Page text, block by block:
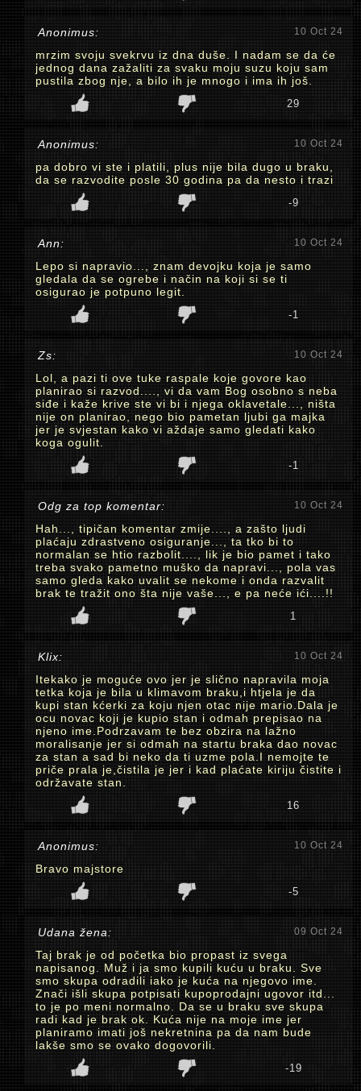
Anonimus: 10 Oct 24
mrzim svoju svekrvu iz dna duše. I nadam se da će
jednog dana zažaliti za svaku moju suzu koju sam
pustila zbog nje, a bilo ih je mnogo i ima ih još.
29
Anonimus: 10 Oct 24
pa dobro vi ste i platili, plus nije bila dugo u braku,
da se razvodite posle 30 godina pa da nesto i trazi
-9
Ann: 10 Oct 24
Lepo si napravio..., znam devojku koja je samo
gledala da se ogrebe i način na koji si se ti
osigurao je potpuno legit.
-1
Zs: 10 Oct 24
Lol, a pazi ti ove tuke raspale koje govore kao
planirao si razvod...., vi da vam Bog osobno s neba
siđe i kaže krive ste vi bi i njega oklavetale..., ništa
nije on planirao, nego bio pametan ljubi ga majka
jer je svjestan kako vi aždaje samo gledati kako
koga ogulit.
-1
Odg za top komentar: 10 Oct 24
Hah..., tipičan komentar zmije...., a zašto ljudi
plaćaju zdrastveno osiguranje..., ta tko bi to
normalan se htio razbolit...., lik je bio pamet i tako
treba svako pametno muško da napravi..., pola vas
samo gleda kako uvalit se nekome i onda razvalit
brak te tražit ono šta nije vaše..., e pa neće ići....!!
1
Klix: 10 Oct 24
Itekako je moguće ovo jer je slično napravila moja
tetka koja je bila u klimavom braku,i htjela je da
kupi stan kćerki za koju njen otac nije mario.Dala je
ocu novac koji je kupio stan i odmah prepisao na
njeno ime.Podrzavam te bez obzira na lažno
moralisanje jer si odmah na startu braka dao novac
za stan a sad bi neko da ti uzme pola.I nemojte te
priče prala je,čistila je jer i kad plaćate kiriju čistite i
održavate stan.
16
Anonimus: 10 Oct 24
Bravo majstore
-5
Udana žena: 09 Oct 24
Taj brak je od početka bio propast iz svega
napisanog. Muž i ja smo kupili kuću u braku. Sve
smo skupa odradili iako je kuća na njegovo ime.
Znači išli skupa potpisati kupoprodajni ugovor itd...
to je po meni normalno. Da se u braku sve skupa
radi kad je brak ok. Kuća nije na moje ime jer
planiramo imati još nekretnina pa da nam bude
lakše smo se ovako dogovorili.
-19